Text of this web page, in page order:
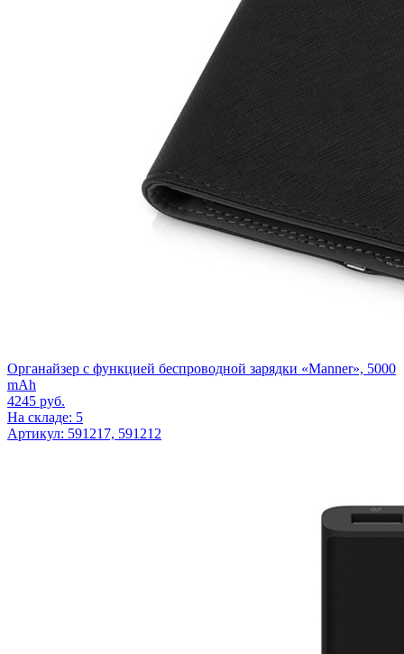
Органайзер с функцией беспроводной зарядки «Manner», 5000
mAh
4245 руб.
На складе: 5
Артикул: 591217, 591212